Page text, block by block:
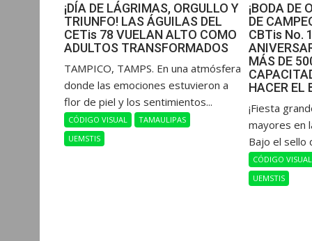
¡DÍA DE LÁGRIMAS, ORGULLO Y
TRIUNFO! LAS ÁGUILAS DEL
CETis 78 VUELAN ALTO COMO
ADULTOS TRANSFORMADOS
​TAMPICO, TAMPS. En una atmósfera
donde las emociones estuvieron a
flor de piel y los sentimientos...
CÓDIGO VISUAL
TAMAULIPAS
UEMSTIS
¡BODA DE
DE
CBTis No.
MÁS DE
HACER EL
​¡Fiesta
mayores en
Bajo el sello
CÓDIGO VISUAL
UEMSTIS